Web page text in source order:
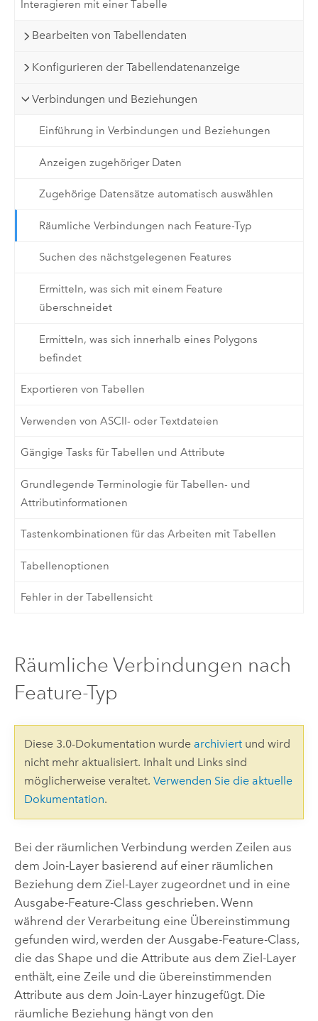
Interagieren mit einer Tabelle
Bearbeiten von Tabellendaten
Konfigurieren der Tabellendatenanzeige
Verbindungen und Beziehungen
Einführung in Verbindungen und Beziehungen
Anzeigen zugehöriger Daten
Zugehörige Datensätze automatisch auswählen
Räumliche Verbindungen nach Feature-Typ
Suchen des nächstgelegenen Features
Ermitteln, was sich mit einem Feature
überschneidet
Ermitteln, was sich innerhalb eines Polygons
befindet
Exportieren von Tabellen
Verwenden von ASCII- oder Textdateien
Gängige Tasks für Tabellen und Attribute
Grundlegende Terminologie für Tabellen- und
Attributinformationen
Tastenkombinationen für das Arbeiten mit Tabellen
Tabellenoptionen
Fehler in der Tabellensicht
Räumliche Verbindungen nach
Feature-Typ
Diese 3.0-Dokumentation wurde archiviertund wird
nicht mehr aktualisiert. Inhalt und Links sind
möglicherweise veraltet. Verwenden Sie die aktuelle
Dokumentation.
Bei der räumlichen Verbindung werden Zeilen aus
dem Join-Layer basierend auf einer räumlichen
Beziehung dem Ziel-Layer zugeordnet und in eine
Ausgabe-Feature-Class geschrieben. Wenn
während der Verarbeitung eine Übereinstimmung
gefunden wird, werden der Ausgabe-Feature-Class,
die das Shape und die Attribute aus dem Ziel-Layer
enthält, eine Zeile und die übereinstimmenden
Attribute aus dem Join-Layer hinzugefügt. Die
räumliche Beziehung hängt von den